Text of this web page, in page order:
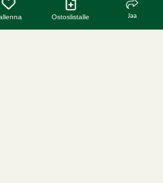
Ostoslistalle Jaa